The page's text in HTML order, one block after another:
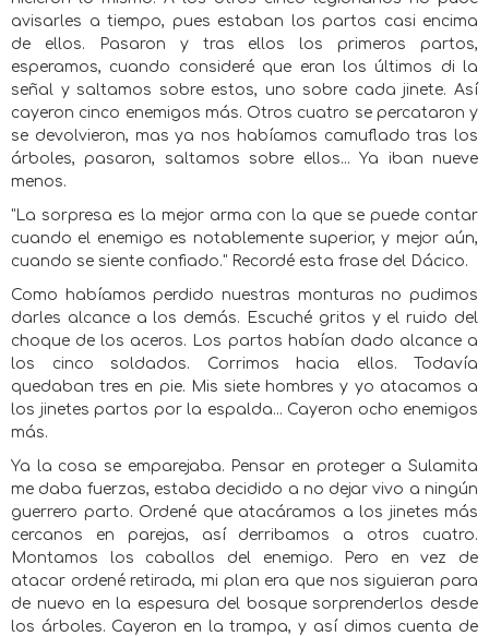
avisarles a tiempo, pues estaban los partos casi encima
de ellos. Pasaron y tras ellos los primeros partos,
esperamos, cuando consideré que eran los últimos di la
señal y saltamos sobre estos, uno sobre cada jinete. Así
cayeron cinco enemigos más. Otros cuatro se percataron y
se devolvieron, mas ya nos habíamos camuflado tras los
árboles, pasaron, saltamos sobre ellos... Ya iban nueve
menos.
"La sorpresa es la mejor arma con la que se puede contar
cuando el enemigo es notablemente superior, y mejor aún,
cuando se siente confiado." Recordé esta frase del Dácico.
Como habíamos perdido nuestras monturas no pudimos
darles alcance a los demás. Escuché gritos y el ruido del
choque de los aceros. Los partos habían dado alcance a
los cinco soldados. Corrimos hacia ellos. Todavía
quedaban tres en pie. Mis siete hombres y yo atacamos a
los jinetes partos por la espalda... Cayeron ocho enemigos
más.
Ya la cosa se emparejaba. Pensar en proteger a Sulamita
me daba fuerzas, estaba decidido a no dejar vivo a ningún
guerrero parto. Ordené que atacáramos a los jinetes más
cercanos en parejas, así derribamos a otros cuatro.
Montamos los caballos del enemigo. Pero en vez de
atacar ordené retirada, mi plan era que nos siguieran para
de nuevo en la espesura del bosque sorprenderlos desde
los árboles. Cayeron en la trampa, y así dimos cuenta de